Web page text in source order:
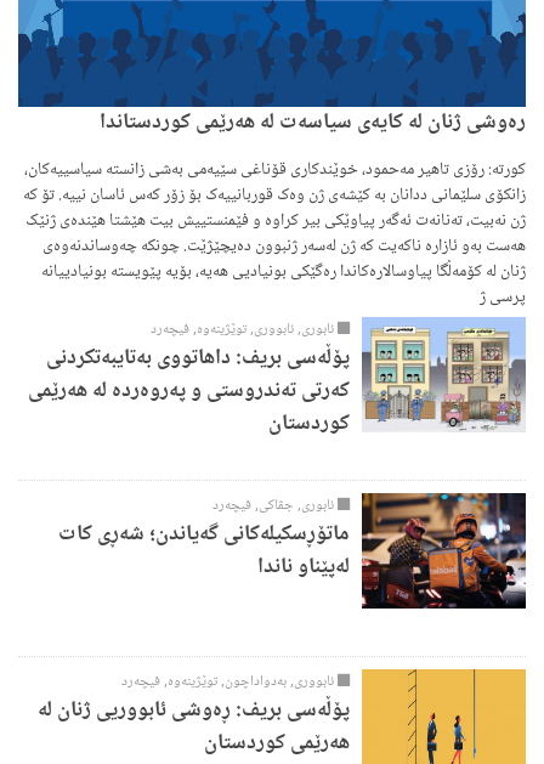
رەوشی ژنان لە کایەی سیاسەت لە هەرێمی کوردستاندا
کورتە: رۆزی تاهیر مەحمود، خوێندکاری قۆناغی سێیەمی بەشی زانستە سیاسییەکان،
زانکۆی سلێمانی ددانان بە کێشەی ژن وەک قوربانییەک بۆ زۆر کەس ئاسان نییە. تۆ کە
ژن نەبیت، تەنانەت ئەگەر پیاوێکی بیر کراوە و فێمنستییش بیت هێشتا هێندەی ژنێک
هەست بەو ئازارە ناکەیت کە ژن لەسەر ژنبوون دەیچێژێت. چونکە چەوساندنەوەی
ژنان لە کۆمەڵگا پیاوسالارەکاندا رەگێکی بونیادیی هەیە، بۆیە پێویستە بونیادییانە
پرسی ژ
ئابوری,ئابووری,توێژینەوە,فیچەرد
پۆڵەسی بریف: داهاتووی بەتایبه‌تكردنی
کەرتی تەندروستی و پەروەردە له‌ هه‌رێمی
كوردستان
ئابوری,جڤاکی,فیچەرد
ماتۆڕسکیلەکانی گەیاندن؛ ‎شەڕی کات
لەپێناو ناندا
ئابووری,بەدواداچون,توێژینەوە,فیچەرد
پۆڵەسی بریف: ڕەوشی ئابووریی ژنان لە
هەرێمی کوردستان